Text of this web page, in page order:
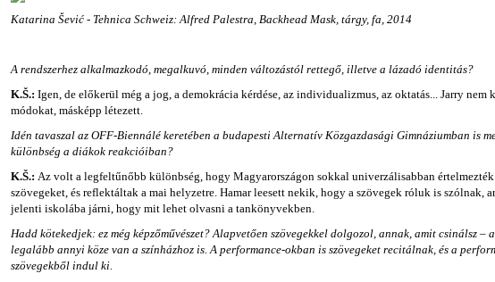
Katarina Šević - Tehnica Schweiz: Alfred Palestra, Backhead Mask, tárgy, fa, 2014
A rendszerhez alkalmazkodó, megalkuvó, minden változástól rettegő, illetve a lázadó identitás?
K.Š.: Igen, de előkerül még a jog, a demokrácia kérdése, az individualizmus, az oktatás... Jarry
módokat, másképp létezett.
Idén tavaszal az OFF-Biennálé keretében a budapesti Alternatív Közgazdasági Gimnáziumban is
különbség a diákok reakcióiban?
K.Š.: Az volt a legfeltűnőbb különbség, hogy Magyarországon sokkal univerzálisabban
szövegeket, és reflektáltak a mai helyzetre. Hamar leesett nekik, hogy a szövegek róluk is szólnak,
jelenti iskolába járni, hogy mit lehet olvasni a tankönyvekben.
Hadd kötekedjek: ez még képzőművészet? Alapvetően szövegekkel dolgozol, annak, amit csinálsz –
legalább annyi köze van a színházhoz is. A performance-okban is szövegeket recitálnak, és a
szövegekből indul ki.